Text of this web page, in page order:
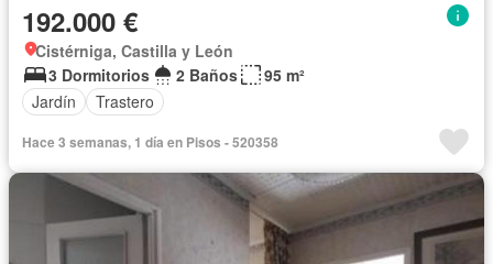
192.000 €
Cistérniga, Castilla y León
3 Dormitorios
2 Baños
95 m²
Jardín
Trastero
Hace 3 semanas, 1 día en Pisos - 520358